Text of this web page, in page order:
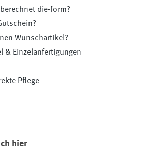
die-form?
Wunschartikel?
& Einzelanfertigungen
Pflege
hier